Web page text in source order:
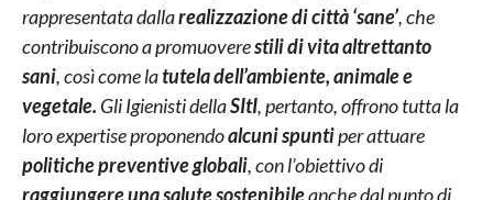
rappresentata dallarealizzazione di città ‘sane’, che
contribuiscono a promuoverestili di vita altrettanto
sani, così come latutela dell’ambiente, animale e
vegetale. Gli Igienisti dellaSItI, pertanto, offrono tutta la
loro expertise proponendoalcuni spuntiper attuare
politiche preventive globali, con l’obiettivo di
raggiungere una salute sostenibileanche dal punto di